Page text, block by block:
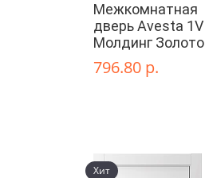
Межкомнатная
дверь Avesta 1V
Молдинг Золото
глухая
796.80 р.
Хит